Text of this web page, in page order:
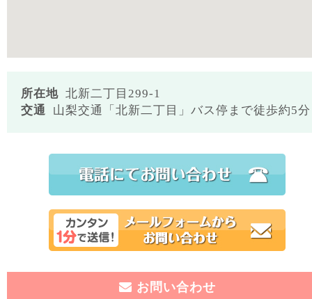
所在地 北新二丁目299-1
交通
山梨交通「北新二丁目」バス停まで徒歩約5分
お問い合わせ